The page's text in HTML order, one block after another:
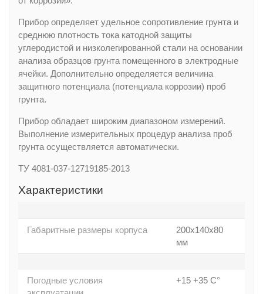
Прибор определяет удельное сопротивление грунта и
среднюю плотность тока катодной защиты
углеродистой и низколегированной стали на основании
анализа образцов грунта помещенного в электродные
ячейки. Дополнительно определяется величина
защитного потенциала (потенциала коррозии) проб
грунта.
Прибор обладает широким диапазоном измерений.
Выполнение измерительных процедур анализа проб
грунта осуществляется автоматически.
ТУ 4081-037-12719185-2013
Характеристики
Габаритные размеры корпуса
200х140х80
мм
Погодные условия
+15 +35 С°